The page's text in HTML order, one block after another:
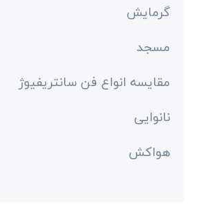
گرمایش
مسجد
مقایسه انواع فن سانتریفیوژ
نانوایی
هواکش